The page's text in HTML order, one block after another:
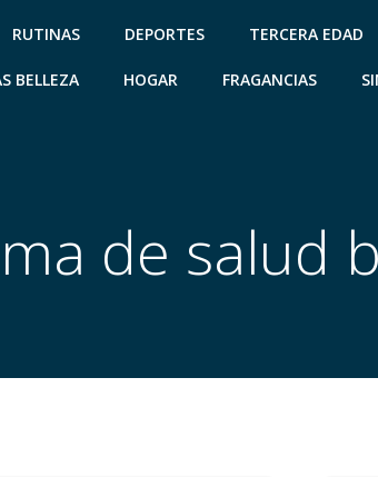
RUTINAS DEPORTES TERCERA EDAD
BELLEZA HOGAR FRAGANCIAS
de salud